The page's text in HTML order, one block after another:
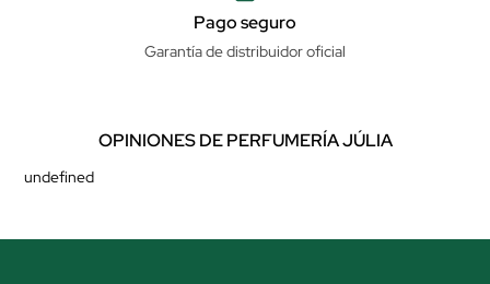
Pago seguro
Garantía de distribuidor oficial
OPINIONES DE PERFUMERÍA JÚLIA
undefined